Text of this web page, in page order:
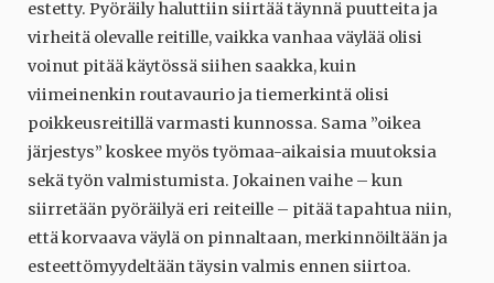
estetty. Pyöräily haluttiin siirtää täynnä puutteita ja
virheitä olevalle reitille, vaikka vanhaa väylää olisi
voinut pitää käytössä siihen saakka, kuin
viimeinenkin routavaurio ja tiemerkintä olisi
poikkeusreitillä varmasti kunnossa. Sama ”oikea
järjestys” koskee myös työmaa-aikaisia muutoksia
sekä työn valmistumista. Jokainen vaihe – kun
siirretään pyöräilyä eri reiteille – pitää tapahtua niin,
että korvaava väylä on pinnaltaan, merkinnöiltään ja
esteettömyydeltään täysin valmis ennen siirtoa.